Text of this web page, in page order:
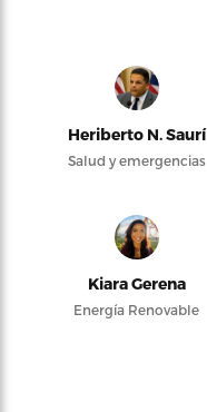
Heriberto N. Saurí
Salud y emergencias
Kiara Gerena
Energía Renovable